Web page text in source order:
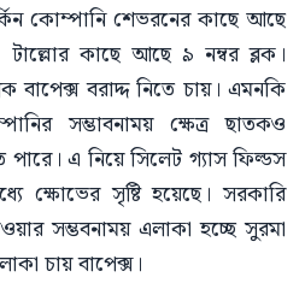
কোম্পানি শেভরনের কাছে আছে
কাছে আছে ৯ নম্বর ব্লক।
বাপেক্স বরাদ্দ নিতে চায়। এমনকি
সম্ভাবনাময় ক্ষেত্র ছাতকও
পারে। এ নিয়ে সিলেট গ্যাস ফিল্ডস
ক্ষোভের সৃষ্টি হয়েছে। সরকারি
সম্ভবনাময় এলাকা হচ্ছে সুরমা
চায় বাপেক্স।